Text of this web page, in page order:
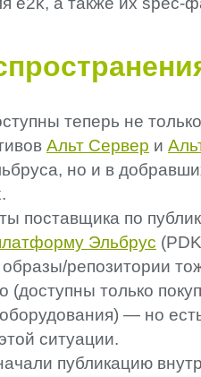
теперь не
Альт Сервер и
но и в
поставщика по
Эльбрус (PDK
репозитории
только
— но
ситуации.
публикацию